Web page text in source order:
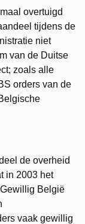
overtuigd
tijdens de
niet
van de Duitse
zoals alle
orders van de
de overheid
in 2003 het
België
vaak gewillig